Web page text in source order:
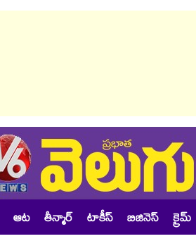
ఆట తీన్మార్ టాకీస్ బిజినెస్ క్రైమ్